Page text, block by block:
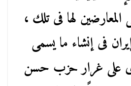
المعارضين لها فى تلك ،
فى إنشاء ما يسمى
على غرار حزب حسن